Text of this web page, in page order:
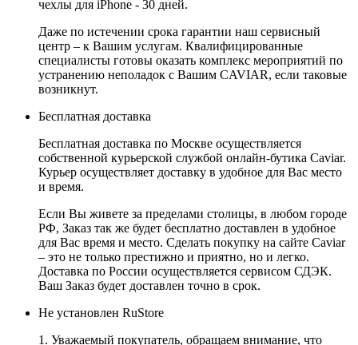
чехлы для iPhone - 30 дней.
Даже по истечении срока гарантии наш сервисный
центр – к Вашим услугам. Квалифицированные
специалисты готовы оказать комплекс мероприятий по
устранению неполадок с Вашим CAVIAR, если таковые
возникнут.
Бесплатная доставка
Бесплатная доставка по Москве осуществляется
собственной курьерской службой онлайн-бутика Caviar.
Курьер осуществляет доставку в удобное для Вас место
и время.
Если Вы живете за пределами столицы, в любом городе
РФ, Заказ так же будет бесплатно доставлен в удобное
для Вас время и место. Сделать покупку на сайте Caviar
– это не только престижно и приятно, но и легко.
Доставка по России осуществляется сервисом СДЭК.
Ваш Заказ будет доставлен точно в срок.
Не установлен RuStore
1. Уважаемый покупатель, обращаем внимание, что